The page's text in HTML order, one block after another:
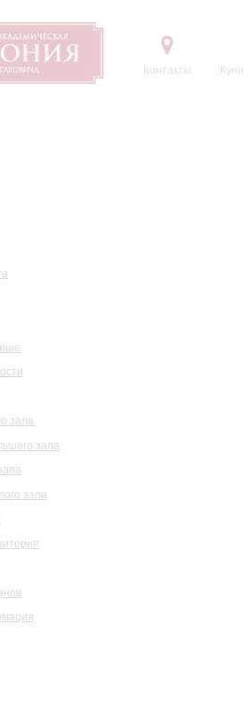
Контакты
зала
зала
зала